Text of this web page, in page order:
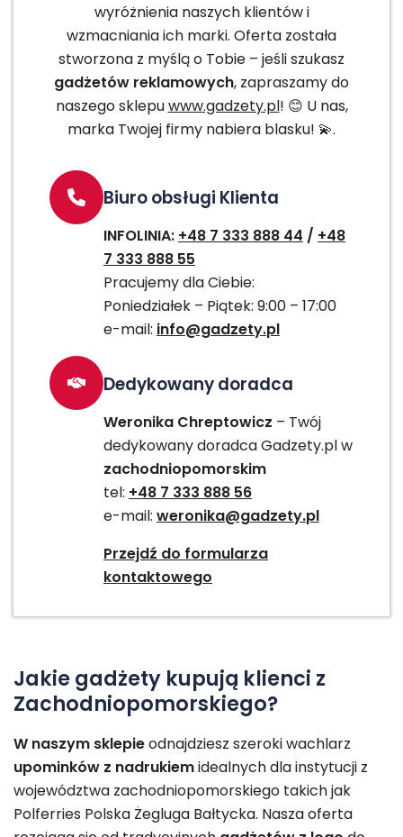
wyróżnienia naszych klientów i
wzmacniania ich marki. Oferta została
stworzona z myślą o Tobie – jeśli szukasz
gadżetów reklamowych, zapraszamy do
naszego sklepuwww.gadzety.pl! 😊 U nas,
marka Twojej firmy nabiera blasku! 💫.
Biuro obsługi Klienta
INFOLINIA: +48 7 333 888 44 / +48
7 333 888 55
Pracujemy dla Ciebie:
Poniedziałek – Piątek: 9:00 – 17:00
e-mail: info@gadzety.pl
Dedykowany doradca
Weronika Chreptowicz – Twój
dedykowany doradca Gadzety.pl w
zachodniopomorskim
tel: +48 7 333 888 56
e-mail: weronika@gadzety.pl
Przejdź do formularza
kontaktowego
Jakie gadżety kupują klienci z
Zachodniopomorskiego?
W naszym sklepieodnajdziesz szeroki wachlarz
upominków z nadrukiemidealnych dla instytucji z
województwa zachodniopomorskiego takich jak
Polferries Polska Żegluga Bałtycka. Nasza oferta